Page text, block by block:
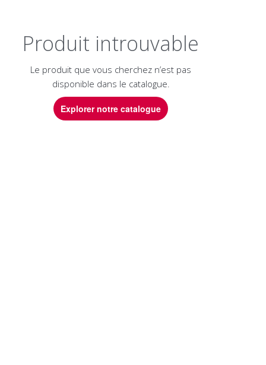
Produit introuvable
Le produit que vous cherchez n’est pas
disponible dans le catalogue.
Explorer notre catalogue